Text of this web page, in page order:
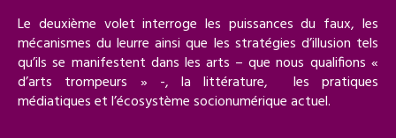
Le deuxième volet interroge les puissances du faux, les
mécanismes du leurre ainsi que les stratégies d’illusion tels
qu’ils se manifestent dans les arts – que nous qualifions «
d’arts trompeurs » -, la littérature, les pratiques
médiatiques et l’écosystème socionumérique actuel.